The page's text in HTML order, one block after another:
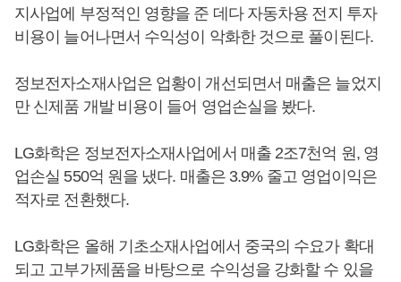
지사업에 부정적인 영향을 준 데다 자동차용 전지 투자
비용이 늘어나면서 수익성이 악화한 것으로 풀이된다.
정보전자소재사업은 업황이 개선되면서 매출은 늘었지
만 신제품 개발 비용이 들어 영업손실을 봤다.
LG화학은 정보전자소재사업에서 매출 2조7천억 원, 영
업손실 550억 원을 냈다. 매출은 3.9% 줄고 영업이익은
적자로 전환했다.
LG화학은 올해 기초소재사업에서 중국의 수요가 확대
되고 고부가제품을 바탕으로 수익성을 강화할 수 있을